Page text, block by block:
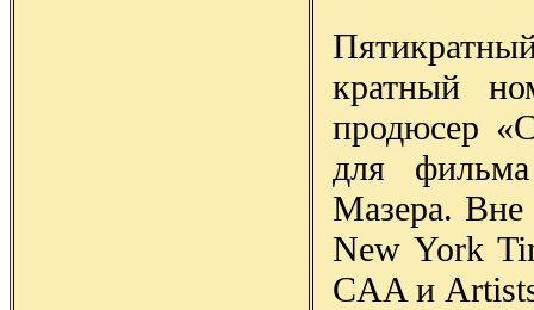
кратный
продюсер
для
Мазера. Вне
New York
CAA и